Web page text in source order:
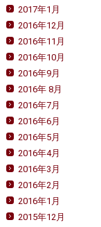
2017年1月
2016年12月
2016年11月
2016年10月
2016年9月
2016年 8月
2016年7月
2016年6月
2016年5月
2016年4月
2016年3月
2016年2月
2016年1月
2015年12月